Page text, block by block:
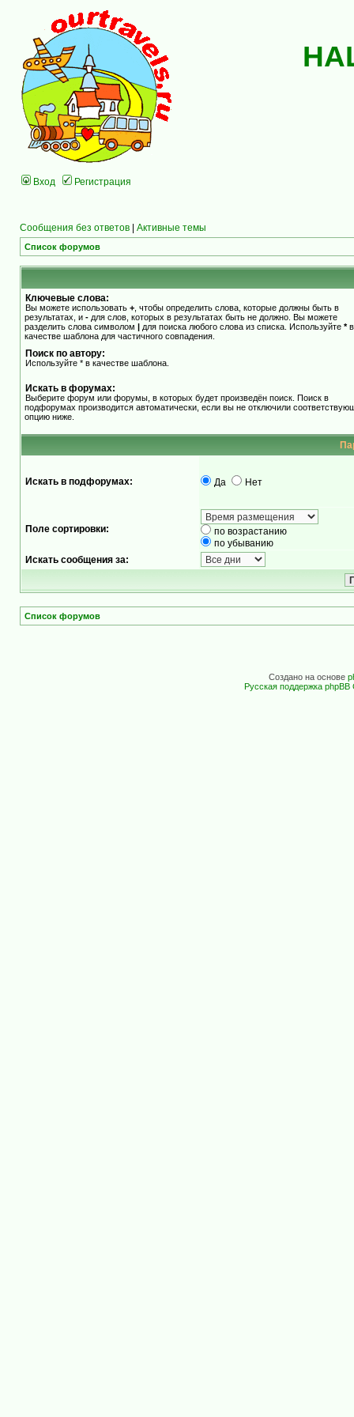
Вход Регистрация
Сообщения без ответов | Активные темы
Список форумов
Ключевые слова:
Вы можете использовать + , чтобы определить слова, которые должны быть в
результатах, и - для слов, которых в результатах быть не должно. Вы можете
разделить слова символом | для поиска любого слова из списка. Используйте *в
качестве шаблона для частичного совпадения.
Поиск по автору:
Используйте * в качестве шаблона.
Искать в форумах:
Выберите форум или форумы, в которых будет произведён поиск. Поиск в
подфорумах производится автоматически, если вы не отключили
опцию ниже.
Искать в подфорумах: Да Нет
Поле сортировки:
по возрастанию
по убыванию
Искать сообщения за:
Список форумов
Создано на основе
Русская поддержка phpBB